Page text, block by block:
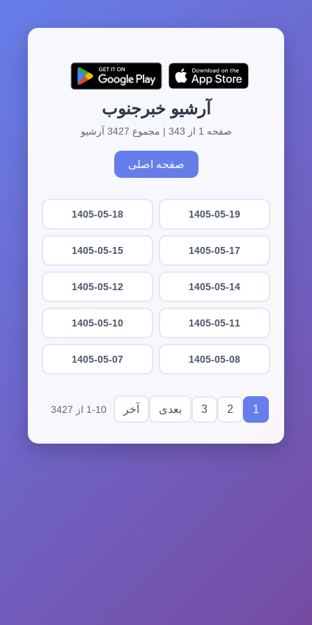
آرشیو خبرجنوب
صفحه 1 از 343 | مجموع 3427 آرشیو
صفحه اصلی
1405-05-19
1405-05-18
1405-05-17
1405-05-15
1405-05-14
1405-05-12
1405-05-11
1405-05-10
1405-05-08
1405-05-07
1
2
3 بعدی آخر 1-10 از 3427